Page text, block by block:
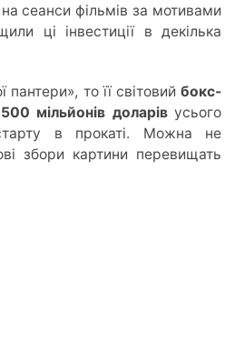
сеанси фільмів за мотивами
ці інвестиції в декілька
то її світовий бокс-
500 мільйонів доларівусього
в прокаті. Можна не
збори картини перевищать